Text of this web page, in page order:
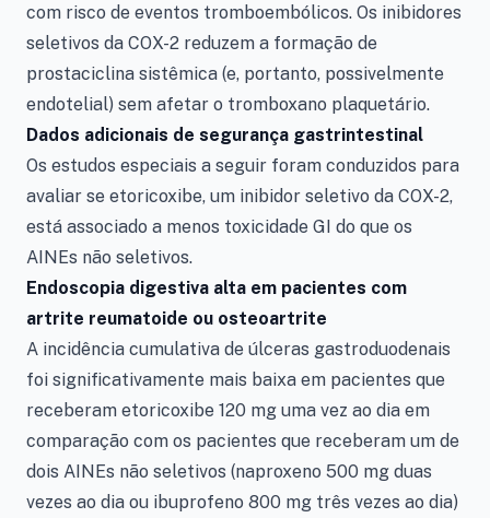
com risco de eventos tromboembólicos. Os inibidores
seletivos da COX-2 reduzem a formação de
prostaciclina sistêmica (e, portanto, possivelmente
endotelial) sem afetar o tromboxano plaquetário.
Dados adicionais de segurança gastrintestinal
Os estudos especiais a seguir foram conduzidos para
avaliar se etoricoxibe, um inibidor seletivo da COX-2,
está associado a menos toxicidade GI do que os
AINEs não seletivos.
Endoscopia digestiva alta em pacientes com
artrite reumatoide ou osteoartrite
A incidência cumulativa de úlceras gastroduodenais
foi significativamente mais baixa em pacientes que
receberam etoricoxibe 120 mg uma vez ao dia em
comparação com os pacientes que receberam um de
dois AINEs não seletivos (naproxeno 500 mg duas
vezes ao dia ou ibuprofeno 800 mg três vezes ao dia)